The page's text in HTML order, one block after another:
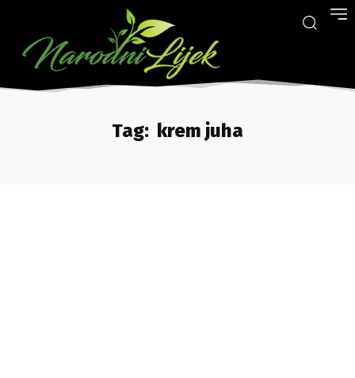
Tag: krem juha